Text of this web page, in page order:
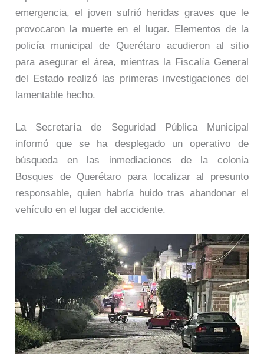
emergencia, el joven sufrió heridas graves que le
provocaron la muerte en el lugar. Elementos de la
policía municipal de Querétaro acudieron al sitio
para asegurar el área, mientras la Fiscalía General
del Estado realizó las primeras investigaciones del
lamentable hecho.
La Secretaría de Seguridad Pública Municipal
informó que se ha desplegado un operativo de
búsqueda en las inmediaciones de la colonia
Bosques de Querétaro para localizar al presunto
responsable, quien habría huido tras abandonar el
vehículo en el lugar del accidente.